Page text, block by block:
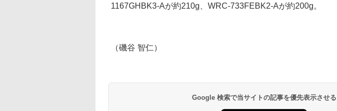
1167GHBK3-Aが約210g、WRC-733FEBK2-Aが約200g。
（磯谷 智仁）
Google 検索で当サイトの記事を優先表示させる